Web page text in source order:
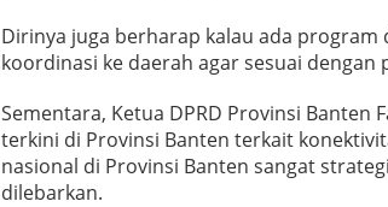
Dirinya juga berharap kalau ada
koordinasi ke daerah agar sesuai dengan
Sementara, Ketua DPRD Provinsi Banten
terkini di Provinsi Banten terkait
nasional di Provinsi Banten sangat
dilebarkan.